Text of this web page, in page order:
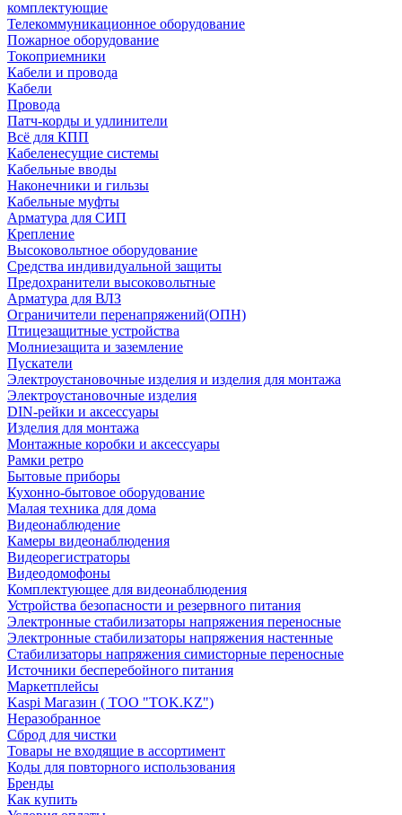
комплектующие
Телекоммуникационное оборудование
Пожарное оборудование
Токоприемники
Кабели и провода
Кабели
Провода
Патч-корды и удлинители
Всё для КПП
Кабеленесущие системы
Кабельные вводы
Наконечники и гильзы
Кабельные муфты
Арматура для СИП
Крепление
Высоковольтное оборудование
Средства индивидуальной защиты
Предохранители высоковольтные
Арматура для ВЛЗ
Ограничители перенапряжений(ОПН)
Птицезащитные устройства
Молниезащита и заземление
Пускатели
Электроустановочные изделия и изделия для монтажа
Электроустановочные изделия
DIN-рейки и аксессуары
Изделия для монтажа
Монтажные коробки и аксессуары
Рамки ретро
Бытовые приборы
Кухонно-бытовое оборудование
Малая техника для дома
Видеонаблюдение
Камеры видеонаблюдения
Видеорегистраторы
Видеодомофоны
Комплектующее для видеонаблюдения
Устройства безопасности и резервного питания
Электронные стабилизаторы напряжения переносные
Электронные стабилизаторы напряжения настенные
Стабилизаторы напряжения симисторные переносные
Источники бесперебойного питания
Маркетплейсы
Kaspi Магазин ( ТОО "TOK.KZ")
Неразобранное
Сброд для чистки
Товары не входящие в ассортимент
Коды для повторного использования
Бренды
Как купить